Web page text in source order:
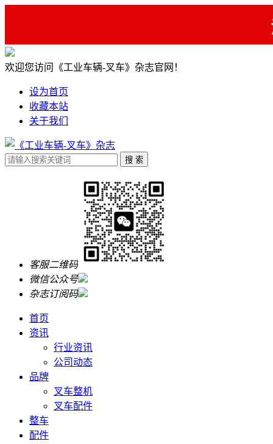
欢迎您访问《工业车辆-叉车》杂志官网！
设为首页
收藏本站
关于我们
客服二维码
微信公众号
杂志订阅码
首页
资讯
行业资讯
公司动态
品牌
叉车整机
叉车配件
整车
配件